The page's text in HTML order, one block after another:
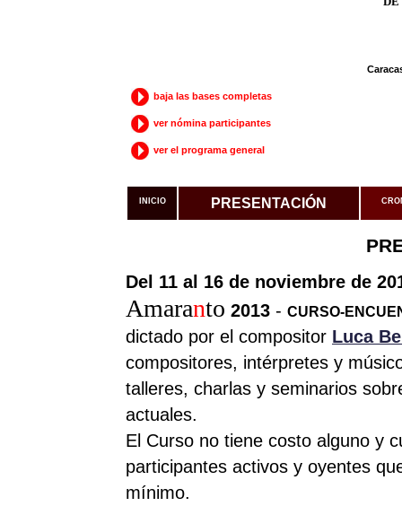
baja las bases completas
ver nómina participantes
ver el programa general
INICIO PRESENTACIÓN
Del 11 al 16 de noviembre de
Amaranto 2013 - CURSO-
dictado por el compositor Luca
compositores, intérpretes y
talleres, charlas y seminarios
actuales.
El Curso no tiene costo alguno y
participantes activos y oyentes
mínimo.